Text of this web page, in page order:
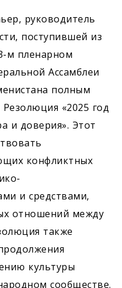
руководитель
поступившей из
м пленарном
Ассамблеи
полным
«2025 год
и доверия». Этот
конфликтных
и средствами,
отношений между
также
культуры
сообществе.